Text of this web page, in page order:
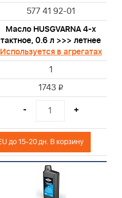
577 41 92-01
Масло HUSGVARNA 4-х
тактное, 0.6 л >>> летнее
Используется в агрегатах
1
1743 i
- +
Поставка из РФ или EU до 15-20 дн. В корзину